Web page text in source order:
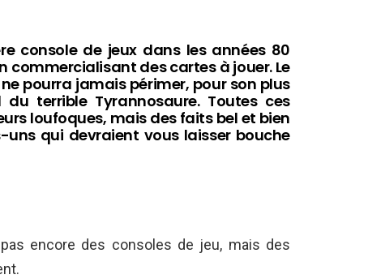
console de jeux dans les années 80
commercialisant des cartes à jouer. Le
pourra jamais périmer, pour son plus
terrible Tyrannosaure. Toutes ces
loufoques, mais des faits bel et bien
uns qui devraient vous laisser bouche
encore des consoles de jeu, mais des